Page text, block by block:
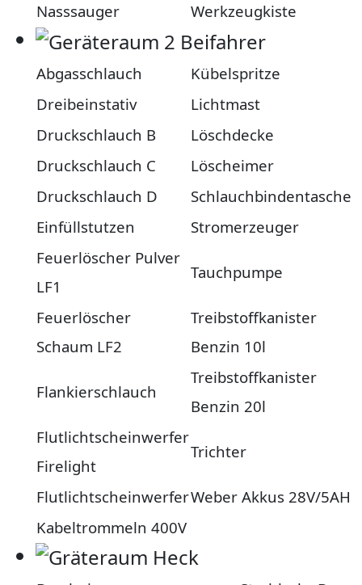
Nasssauger Werkzeugkiste
Abgasschlauch
Kübelspritze
Dreibeinstativ
Lichtmast
Druckschlauch B
Löschdecke
Druckschlauch C
Löscheimer
Druckschlauch D
Schlauchbindentasche
Einfüllstutzen
Stromerzeuger
Feuerlöscher Pulver
LF1
Tauchpumpe
Feuerlöscher
Schaum LF2
Treibstoffkanister
Benzin 10l
Flankierschlauch
Treibstoffkanister
Benzin 20l
Flutlichtscheinwerfer
Firelight
Trichter
FlutlichtscheinwerferWeber Akkus 28V/5AH
Kabeltrommeln 400V